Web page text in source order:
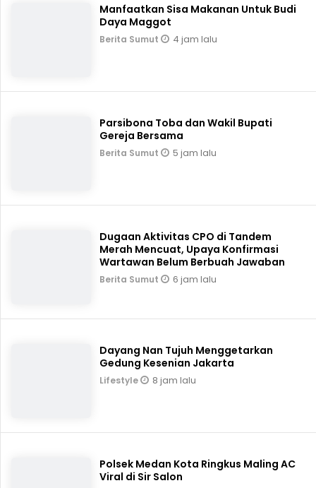
Manfaatkan Sisa Makanan Untuk Budi
Daya Maggot
Berita Sumut 4 jam lalu
Parsibona Toba dan Wakil Bupati
Gereja Bersama
Berita Sumut 5 jam lalu
Dugaan Aktivitas CPO di Tandem
Merah Mencuat, Upaya Konfirmasi
Wartawan Belum Berbuah Jawaban
Berita Sumut 6 jam lalu
Dayang Nan Tujuh Menggetarkan
Gedung Kesenian Jakarta
Lifestyle 8 jam lalu
Polsek Medan Kota Ringkus Maling AC
Viral di Sir Salon